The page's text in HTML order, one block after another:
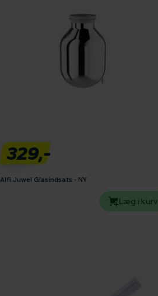
329,-
Alfi Juwel Glasindsats - NY
Læg i kurv